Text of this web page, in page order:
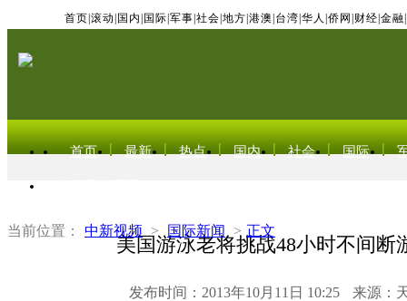
首页 滚动 国内 国际 军事 社会 地方 港澳 台湾 华人 侨网 财经 金融
首页 最新 热点 国内 社会 国际
当前位置： 中新视频 > 国际新闻 > 正文
美国游泳老将挑战48小时不间断
发布时间：2013年10月11日 10:25 来源：